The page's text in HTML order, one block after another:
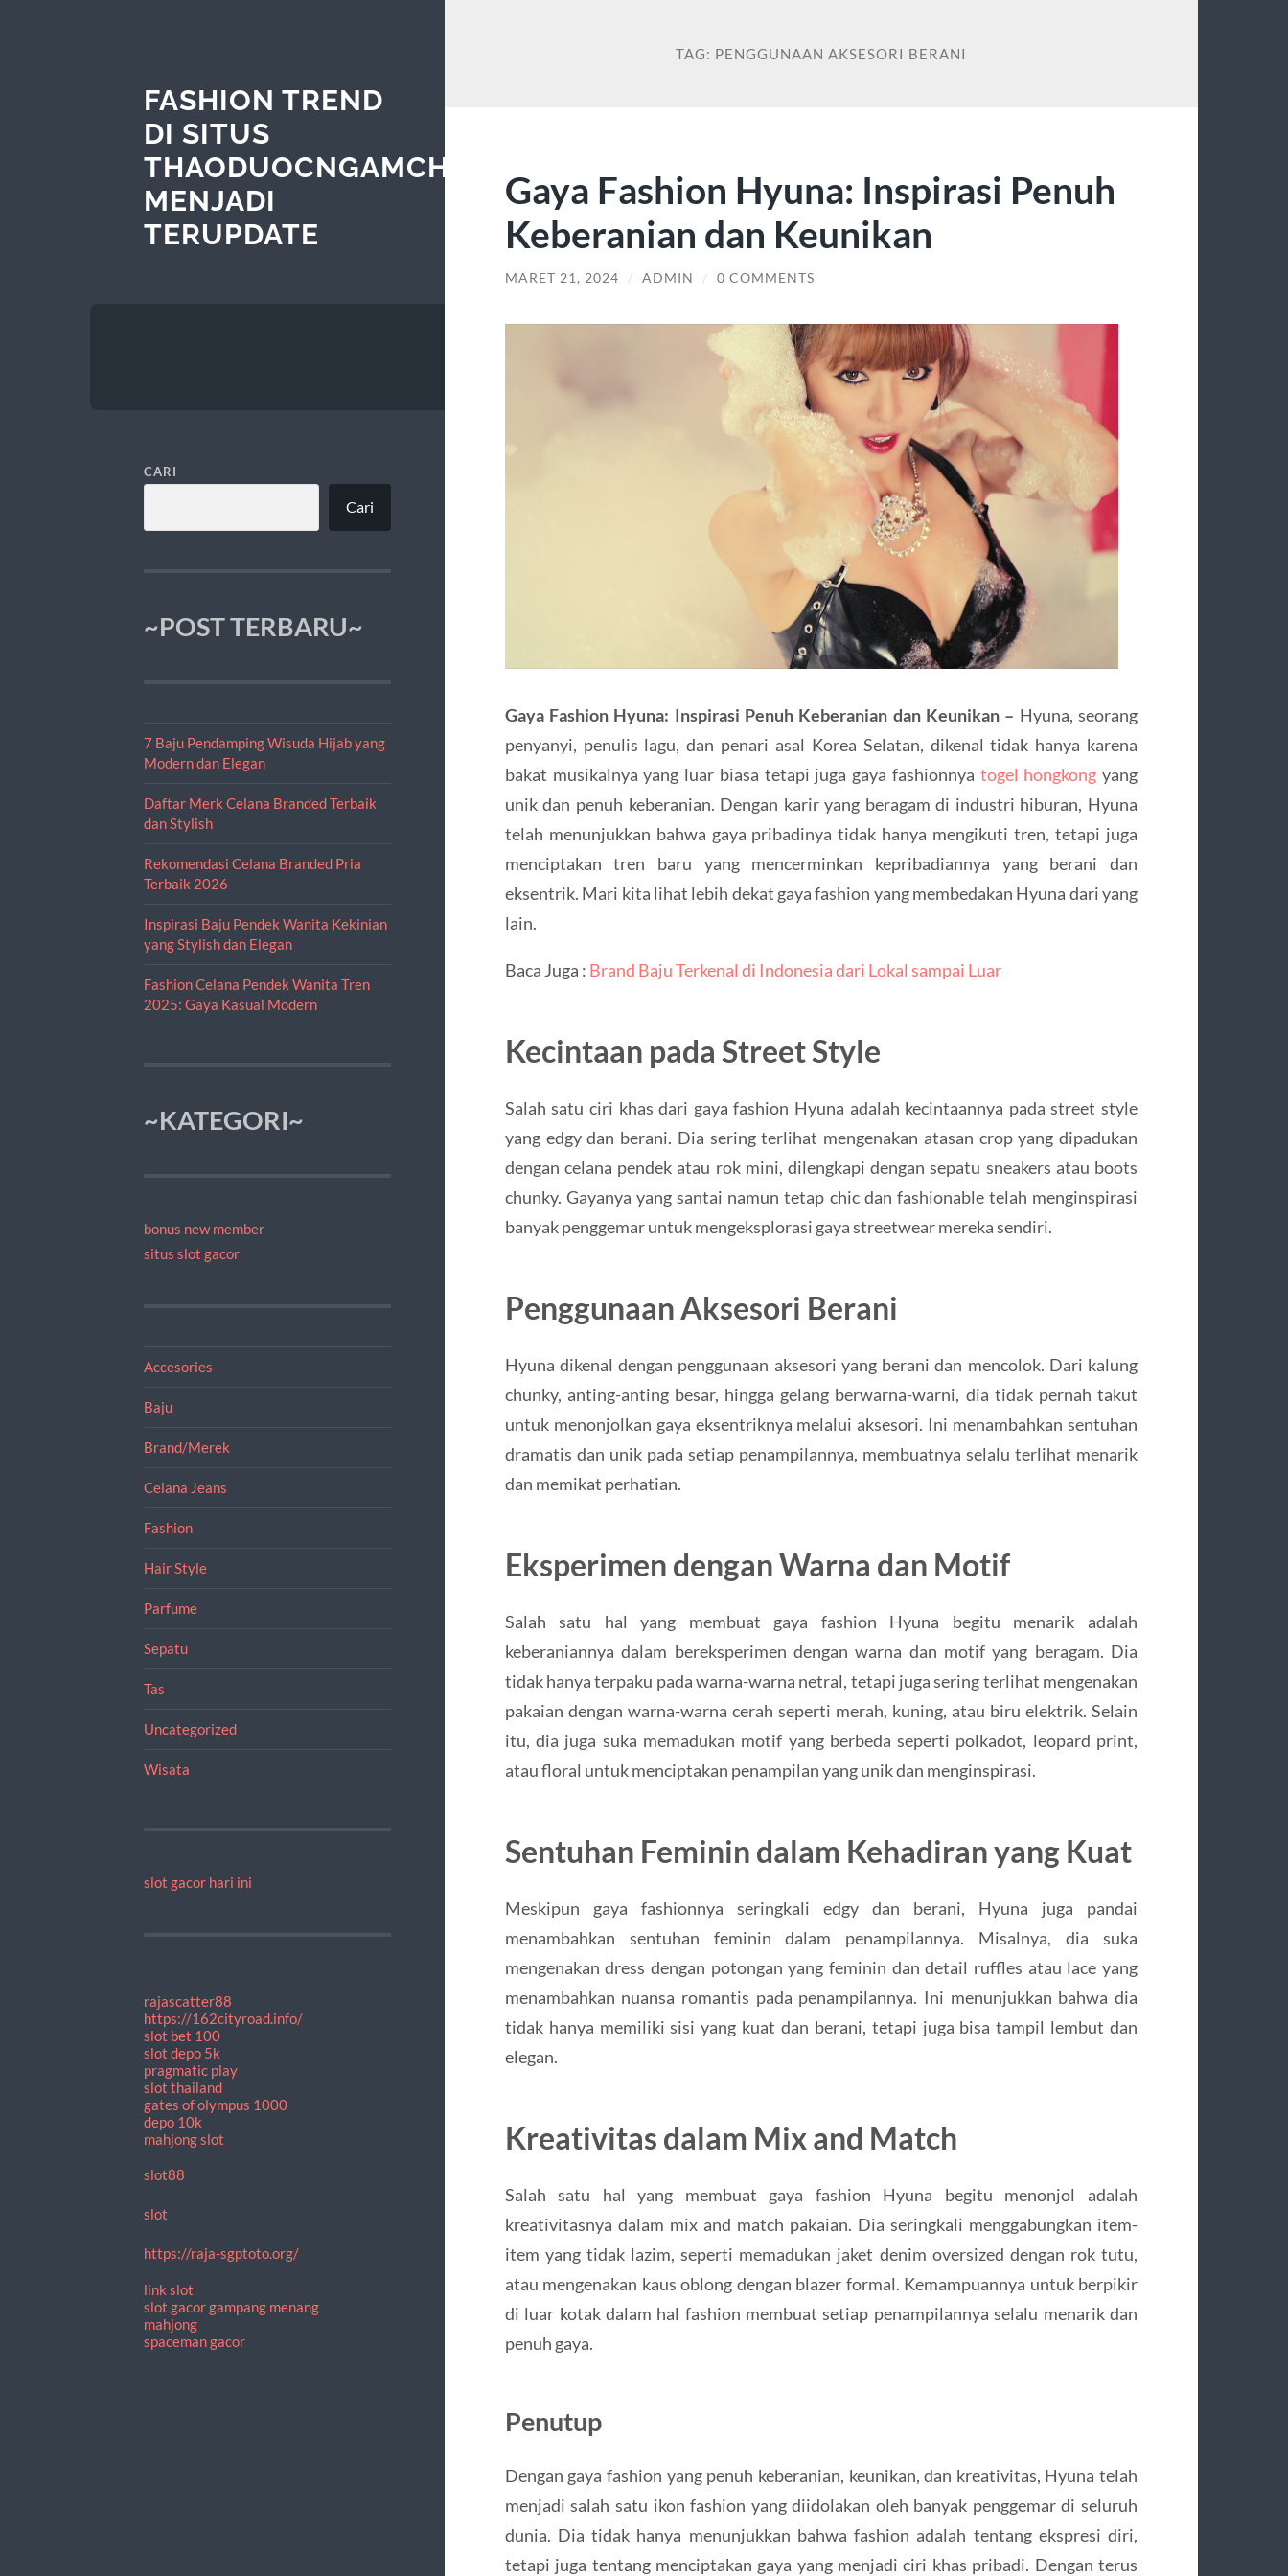
FASHION TREND
DI SITUS
THAODUOCNGAMCHAN
MENJADI
TERUPDATE
CARI
Cari
~POST TERBARU~
7 Baju Pendamping Wisuda Hijab yang
Modern dan Elegan
Daftar Merk Celana Branded Terbaik
dan Stylish
Rekomendasi Celana Branded Pria
Terbaik 2026
Inspirasi Baju Pendek Wanita Kekinian
yang Stylish dan Elegan
Fashion Celana Pendek Wanita Tren
2025: Gaya Kasual Modern
~KATEGORI~
bonus new member
situs slot gacor
Accesories
Baju
Brand/Merek
Celana Jeans
Fashion
Hair Style
Parfume
Sepatu
Tas
Uncategorized
Wisata
slot gacor hari ini
rajascatter88
https://162cityroad.info/
slot bet 100
slot depo 5k
pragmatic play
slot thailand
gates of olympus 1000
depo 10k
mahjong slot
slot88
slot
https://raja-sgptoto.org/
link slot
slot gacor gampang menang
mahjong
spaceman gacor
TAG: PENGGUNAAN AKSESORI BERANI
Gaya Fashion Hyuna: Inspirasi Penuh
Keberanian dan Keunikan
MARET 21, 2024 / ADMIN / 0 COMMENTS
Gaya Fashion Hyuna: Inspirasi Penuh Keberanian dan Keunikan – Hyuna, seorang
penyanyi, penulis lagu, dan penari asal Korea Selatan, dikenal tidak hanya karena
bakat musikalnya yang luar biasa tetapi juga gaya fashionnya togel hongkong yang
unik dan penuh keberanian. Dengan karir yang beragam di industri hiburan, Hyuna
telah menunjukkan bahwa gaya pribadinya tidak hanya mengikuti tren, tetapi juga
menciptakan tren baru yang mencerminkan kepribadiannya yang berani dan
eksentrik. Mari kita lihat lebih dekat gaya fashion yang membedakan Hyuna dari yang
lain.
Baca Juga : Brand Baju Terkenal di Indonesia dari Lokal sampai Luar
Kecintaan pada Street Style
Salah satu ciri khas dari gaya fashion Hyuna adalah kecintaannya pada street style
yang edgy dan berani. Dia sering terlihat mengenakan atasan crop yang dipadukan
dengan celana pendek atau rok mini, dilengkapi dengan sepatu sneakers atau boots
chunky. Gayanya yang santai namun tetap chic dan fashionable telah menginspirasi
banyak penggemar untuk mengeksplorasi gaya streetwear mereka sendiri.
Penggunaan Aksesori Berani
Hyuna dikenal dengan penggunaan aksesori yang berani dan mencolok. Dari kalung
chunky, anting-anting besar, hingga gelang berwarna-warni, dia tidak pernah takut
untuk menonjolkan gaya eksentriknya melalui aksesori. Ini menambahkan sentuhan
dramatis dan unik pada setiap penampilannya, membuatnya selalu terlihat menarik
dan memikat perhatian.
Eksperimen dengan Warna dan Motif
Salah satu hal yang membuat gaya fashion Hyuna begitu menarik adalah
keberaniannya dalam bereksperimen dengan warna dan motif yang beragam. Dia
tidak hanya terpaku pada warna-warna netral, tetapi juga sering terlihat mengenakan
pakaian dengan warna-warna cerah seperti merah, kuning, atau biru elektrik. Selain
itu, dia juga suka memadukan motif yang berbeda seperti polkadot, leopard print,
atau floral untuk menciptakan penampilan yang unik dan menginspirasi.
Sentuhan Feminin dalam Kehadiran yang Kuat
Meskipun gaya fashionnya seringkali edgy dan berani, Hyuna juga pandai
menambahkan sentuhan feminin dalam penampilannya. Misalnya, dia suka
mengenakan dress dengan potongan yang feminin dan detail ruffles atau lace yang
menambahkan nuansa romantis pada penampilannya. Ini menunjukkan bahwa dia
tidak hanya memiliki sisi yang kuat dan berani, tetapi juga bisa tampil lembut dan
elegan.
Kreativitas dalam Mix and Match
Salah satu hal yang membuat gaya fashion Hyuna begitu menonjol adalah
kreativitasnya dalam mix and match pakaian. Dia seringkali menggabungkan item-
item yang tidak lazim, seperti memadukan jaket denim oversized dengan rok tutu,
atau mengenakan kaus oblong dengan blazer formal. Kemampuannya untuk berpikir
di luar kotak dalam hal fashion membuat setiap penampilannya selalu menarik dan
penuh gaya.
Penutup
Dengan gaya fashion yang penuh keberanian, keunikan, dan kreativitas, Hyuna telah
menjadi salah satu ikon fashion yang diidolakan oleh banyak penggemar di seluruh
dunia. Dia tidak hanya menunjukkan bahwa fashion adalah tentang ekspresi diri,
tetapi juga tentang menciptakan gaya yang menjadi ciri khas pribadi. Dengan terus